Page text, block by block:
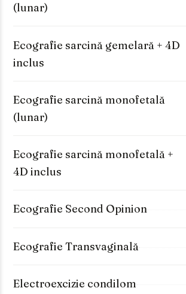
(lunar)
Ecografie sarcină gemelară + 4D
inclus
Ecografie sarcină monofetală
(lunar)
Ecografie sarcină monofetală +
4D inclus
Ecografie Second Opinion
Ecografie Transvaginală
Electroexcizie condilom